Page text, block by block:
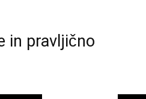
in pravljično